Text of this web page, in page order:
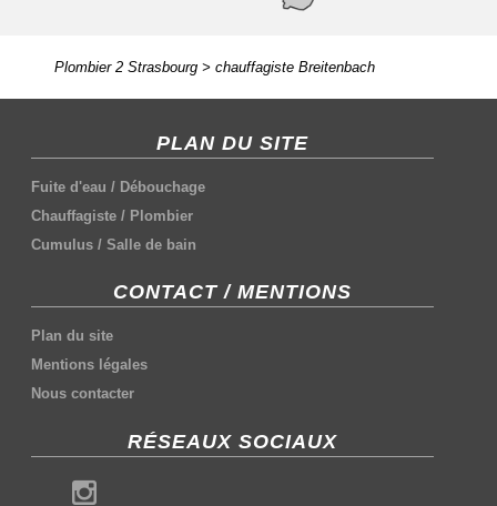
Plombier 2 Strasbourg> chauffagiste Breitenbach
PLAN DU SITE
Fuite d'eau / Débouchage
Chauffagiste / Plombier
Cumulus /Salle de bain
CONTACT / MENTIONS
Plan du site
Mentions légales
Nous contacter
RÉSEAUX SOCIAUX